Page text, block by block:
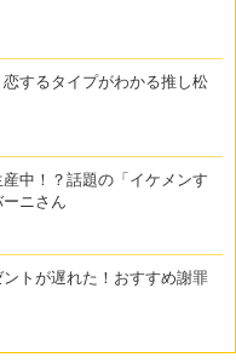
するタイプがわかる推し松
産中！？話題の「イケメンす
ニさん
トが遅れた！おすすめ謝罪